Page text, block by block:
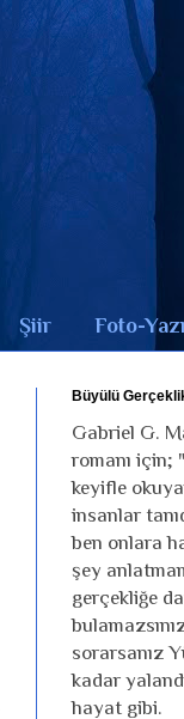
Şiir Foto-Yazı
Büyülü
Gabriel G.
romanı için;
keyifle
insanlar
ben onlara
şey
gerçekliğe
sorarsanız
kadar
hayat gibi.